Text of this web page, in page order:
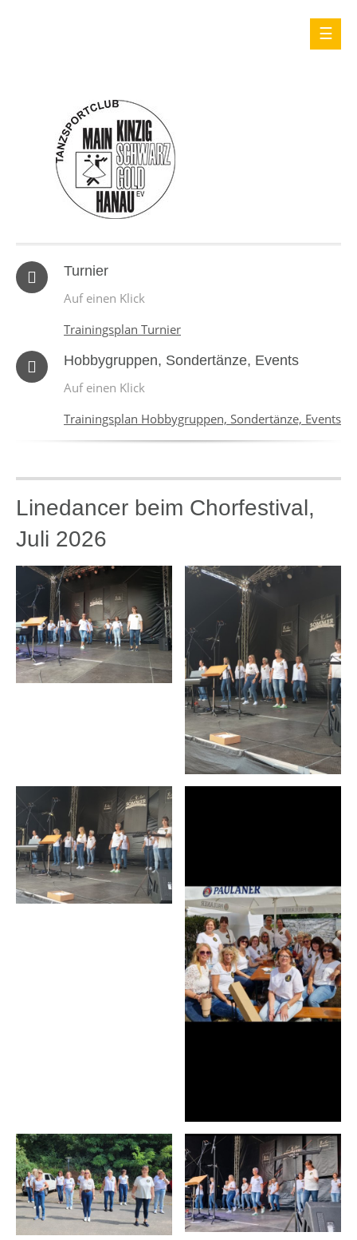
Turnier
Auf einen Klick
Trainingsplan Turnier
Hobbygruppen, Sondertänze, Events
Auf einen Klick
Trainingsplan Hobbygruppen, Sondertänze, Events
Linedancer beim Chorfestival,
Juli 2026